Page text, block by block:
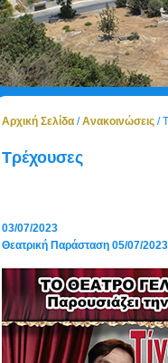
Αρχική Σελίδα/Ανακοινώσεις/
Τρέχουσες
03/07/2023
Θεατρική Παράσταση 05/07/2023